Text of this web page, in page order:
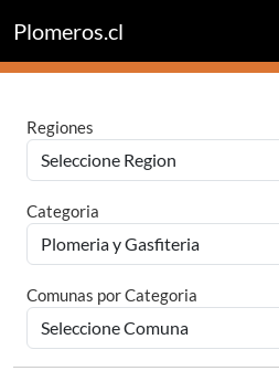
Plomeros.cl
Regiones
Categoria
Comunas por Categoria